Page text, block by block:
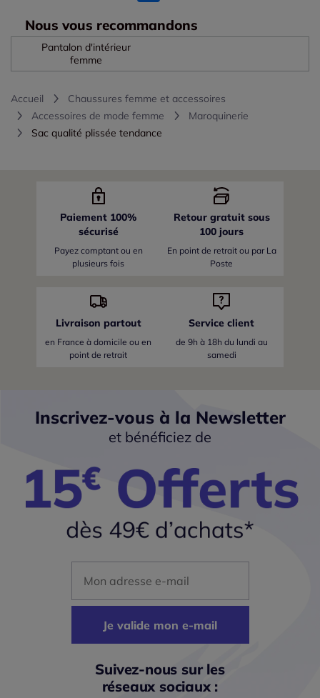
Nous vous recommandons
Pantalon d'intérieur
femme
Accueil
Chaussures femme et accessoires
Accessoires de mode femme
Maroquinerie
Sac qualité plissée tendance
Paiement 100%
sécurisé
Payez comptant ou en
plusieurs fois
Retour gratuit sous
100 jours
En point de retrait ou par La
Poste
Livraison partout
en France à domicile ou en
point de retrait
Service client
de 9h à 18h du lundi au
samedi
Inscrivez-vous à la Newsletter
et bénéficiez de
Je valide mon e-mail
Suivez-nous sur les
réseaux sociaux :